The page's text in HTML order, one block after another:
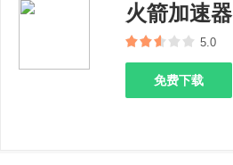
火箭加速器
5.0
免费下载